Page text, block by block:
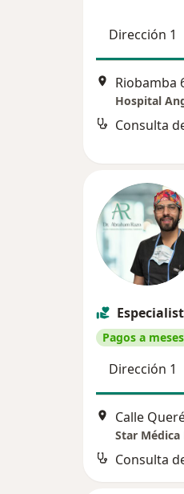
Dirección 1
Riobamba
Hospital
Consulta
Pagos a
Dirección 1
Calle
Star Médica
Consulta